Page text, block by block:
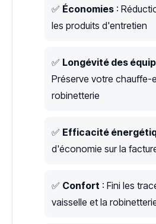
✅ Économies :
les produits d'entretien
✅ Longévité des
Préserve votre chauffe-
robinetterie
✅ Efficacité
d'économie sur la
✅ Confort : Fini les
vaisselle et la